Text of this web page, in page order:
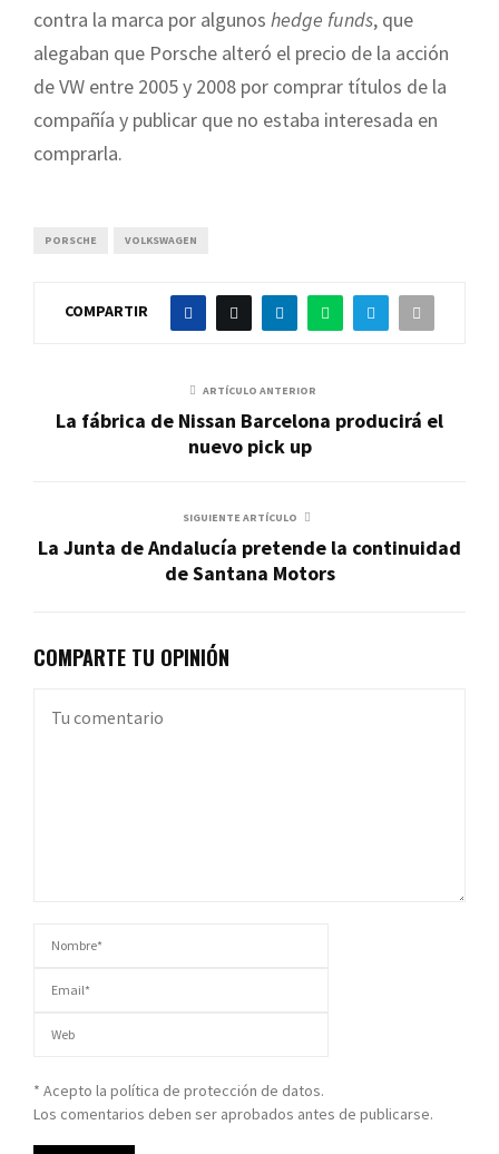
contra la marca por algunos hedge funds, que
alegaban que Porsche alteró el precio de la acción
de VW entre 2005 y 2008 por comprar títulos de la
compañía y publicar que no estaba interesada en
comprarla.
PORSCHE VOLKSWAGEN
COMPARTIR
ARTÍCULO ANTERIOR
La fábrica de Nissan Barcelona producirá el
nuevo pick up
SIGUIENTE ARTÍCULO
La Junta de Andalucía pretende la continuidad
de Santana Motors
COMPARTE TU OPINIÓN
* Acepto la política de protección de datos.
Los comentarios deben ser aprobados antes de publicarse.